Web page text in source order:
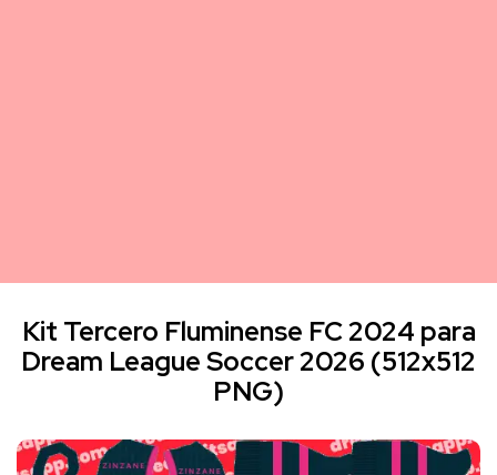
Kit Tercero Fluminense FC 2024 para
Dream League Soccer 2026 (512x512
PNG)